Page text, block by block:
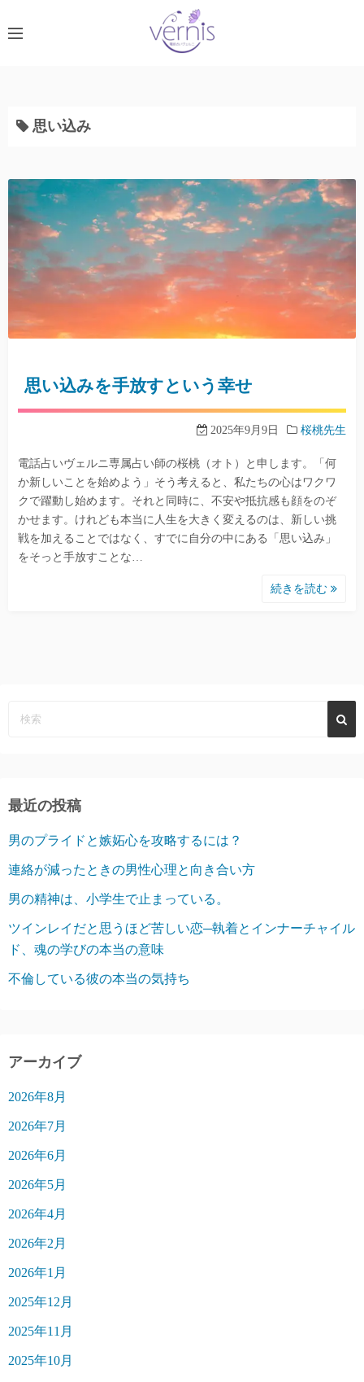
ン
ッ
プ
思い込み
思い込みを手放すという幸せ
2025年9月9日 桜桃先生
電話占いヴェルニ専属占い師の桜桃（オト）と申します。「何
か新しいことを始めよう」そう考えると、私たちの心はワクワ
クで躍動し始めます。それと同時に、不安や抵抗感も顔をのぞ
かせます。けれども本当に人生を大きく変えるのは、新しい挑
戦を加えることではなく、すでに自分の中にある「思い込み」
をそっと手放すことな…
続きを読む
最近の投稿
男のプライドと嫉妬心を攻略するには？
連絡が減ったときの男性心理と向き合い方
男の精神は、小学生で止まっている。
ツインレイだと思うほど苦しい恋─執着とインナーチャイル
ド、魂の学びの本当の意味
不倫している彼の本当の気持ち
アーカイブ
2026年8月
2026年7月
2026年6月
2026年5月
2026年4月
2026年2月
2026年1月
2025年12月
2025年11月
2025年10月